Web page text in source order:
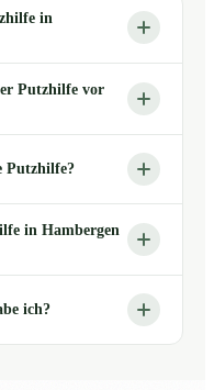
in
Putzhilfe vor
Putzhilfe?
in Hambergen
ich?